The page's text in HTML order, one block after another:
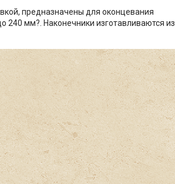
предназначены для оконцевания
мм?. Наконечники изготавливаются из